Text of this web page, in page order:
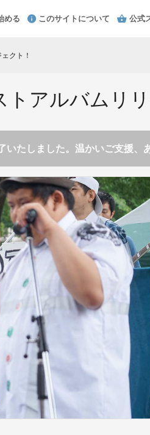
める このサイトについて 公式
クト！
アルバムリ
たしました。温かいご支援、